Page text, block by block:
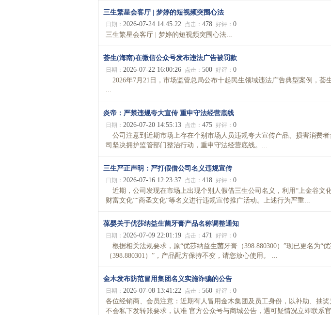
三生繁星会客厅 | 梦婷的短视频突围心法
日期： 2026-07-24 14:45:22 点击： 478 好评： 0
三生繁星会客厅 | 梦婷的短视频突围心法...
荟生(海南)在微信公众号发布违法广告被罚款
日期： 2026-07-22 16:00:26 点击： 500 好评： 0
2026年7月21日，市场监管总局公布十起民生领域违法广告典型案例，荟
...
炎帝：严禁违规夸大宣传 重申守法经营底线
日期： 2026-07-20 14:55:13 点击： 475 好评： 0
公司注意到近期市场上存在个别市场人员违规夸大宣传产品、损害消费
司坚决拥护监管部门整治行动，重申守法经营底线。...
三生严正声明：严打假借公司名义违规宣传
日期： 2026-07-16 12:23:37 点击： 418 好评： 0
近期，公司发现在市场上出现个别人假借三生公司名义，利用“上金谷文
财富文化”“商圣文化”等名义进行违规宣传推广活动。上述行为严重...
葆婴关于优莎纳益生菌牙膏产品名称调整通知
日期： 2026-07-09 22:01:19 点击： 471 好评： 0
根据相关法规要求，原“优莎纳益生菌牙膏（398.880300）”现已更名为“
（398.880301）”，产品配方保持不变，请您放心使用。 ...
金木发布防范冒用集团名义实施诈骗的公告
日期： 2026-07-08 13:41:22 点击： 560 好评： 0
各位经销商、会员注意：近期有人冒用金木集团及员工身份，以补助、抽
不会私下发转账要求，认准 官方公众号与商城公告，遇可疑情况立即联系